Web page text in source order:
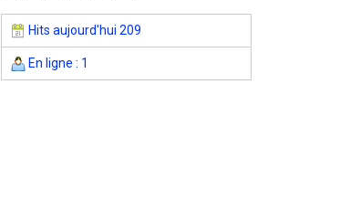
Hits aujourd'hui 209
En ligne : 1